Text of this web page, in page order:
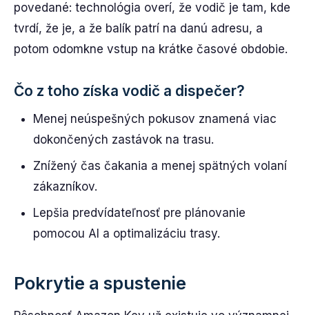
povedané: technológia overí, že vodič je tam, kde
tvrdí, že je, a že balík patrí na danú adresu, a
potom odomkne vstup na krátke časové obdobie.
Čo z toho získa vodič a dispečer?
Menej neúspešných pokusov znamená viac
dokončených zastávok na trasu.
Znížený čas čakania a menej spätných volaní
zákazníkov.
Lepšia predvídateľnosť pre plánovanie
pomocou AI a optimalizáciu trasy.
Pokrytie a spustenie